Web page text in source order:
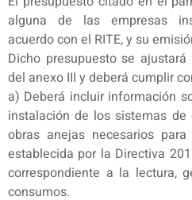
alguna de las empresas
acuerdo con el RITE, y su
Dicho presupuesto se
del anexo III y deberá cumplir
a) Deberá incluir información
instalación de los sistemas
obras anejas necesarios
establecida por la Directiva
correspondiente a la lectura,
consumos.